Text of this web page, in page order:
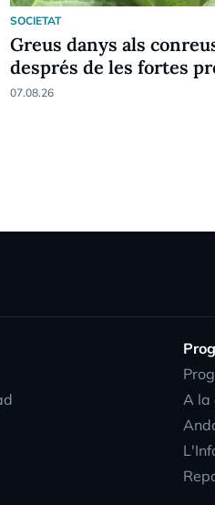
SOCIETAT
Greus danys als
després de les fortes
07.08.26
A la